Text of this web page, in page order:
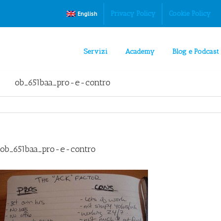
English Privacy Policy Cookie Policy
Servizi Academy Blog e Podcast
ob_651baa_pro-e-contro
ob_651baa_pro-e-contro